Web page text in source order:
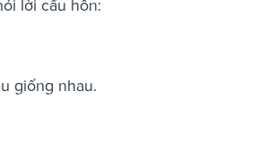
lời cầu hôn:
giống nhau.